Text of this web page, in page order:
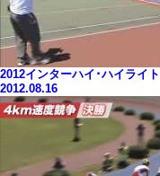
2012インターハイ･ハイライ
2012.08.16